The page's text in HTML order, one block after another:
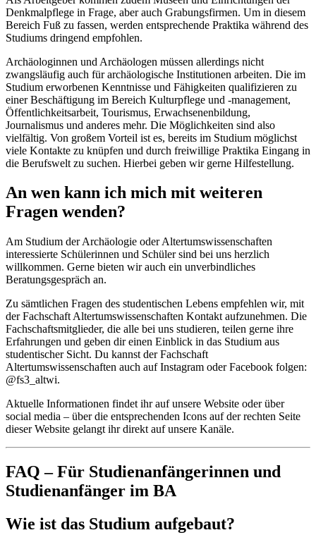
Denkmalpflege in Frage, aber auch Grabungsfirmen. Um in diesem
Bereich Fuß zu fassen, werden entsprechende Praktika während des
Studiums dringend empfohlen.
Archäologinnen und Archäologen müssen allerdings nicht
zwangsläufig auch für archäologische Institutionen arbeiten. Die im
Studium erworbenen Kenntnisse und Fähigkeiten qualifizieren zu
einer Beschäftigung im Bereich Kulturpflege und -management,
Öffentlichkeitsarbeit, Tourismus, Erwachsenenbildung,
Journalismus und anderes mehr. Die Möglichkeiten sind also
vielfältig. Von großem Vorteil ist es, bereits im Studium möglichst
viele Kontakte zu knüpfen und durch freiwillige Praktika Eingang in
die Berufswelt zu suchen. Hierbei geben wir gerne Hilfestellung.
An wen kann ich mich mit weiteren
Fragen wenden?
Am Studium der Archäologie oder Altertumswissenschaften
interessierte Schülerinnen und Schüler sind bei uns herzlich
willkommen. Gerne bieten wir auch ein unverbindliches
Beratungsgespräch an.
Zu sämtlichen Fragen des studentischen Lebens empfehlen wir, mit
der Fachschaft Altertumswissenschaften Kontakt aufzunehmen. Die
Fachschaftsmitglieder, die alle bei uns studieren, teilen gerne ihre
Erfahrungen und geben dir einen Einblick in das Studium aus
studentischer Sicht. Du kannst der Fachschaft
Altertumswissenschaften auch auf Instagram oder Facebook folgen:
@fs3_altwi.
Aktuelle Informationen findet ihr auf unsere Website oder über
social media – über die entsprechenden Icons auf der rechten Seite
dieser Website gelangt ihr direkt auf unsere Kanäle.
FAQ – Für Studienanfängerinnen und
Studienanfänger im BA
Wie ist das Studium aufgebaut?